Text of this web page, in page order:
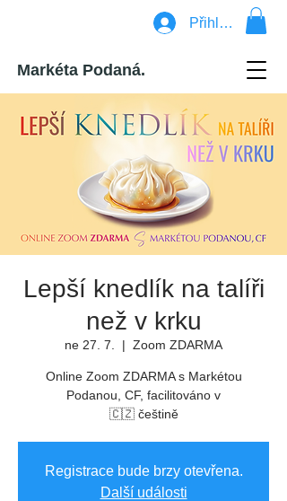
Přihlásit se
Markéta Podaná.
Lepší knedlík na talíři
než v krku
ne 27. 7.
  |
Zoom ZDARMA
Online Zoom ZDARMA s Markétou
Podanou, CF, facilitováno v
🇨🇿 češtině
Registrace bude brzy otevřena.
Další události